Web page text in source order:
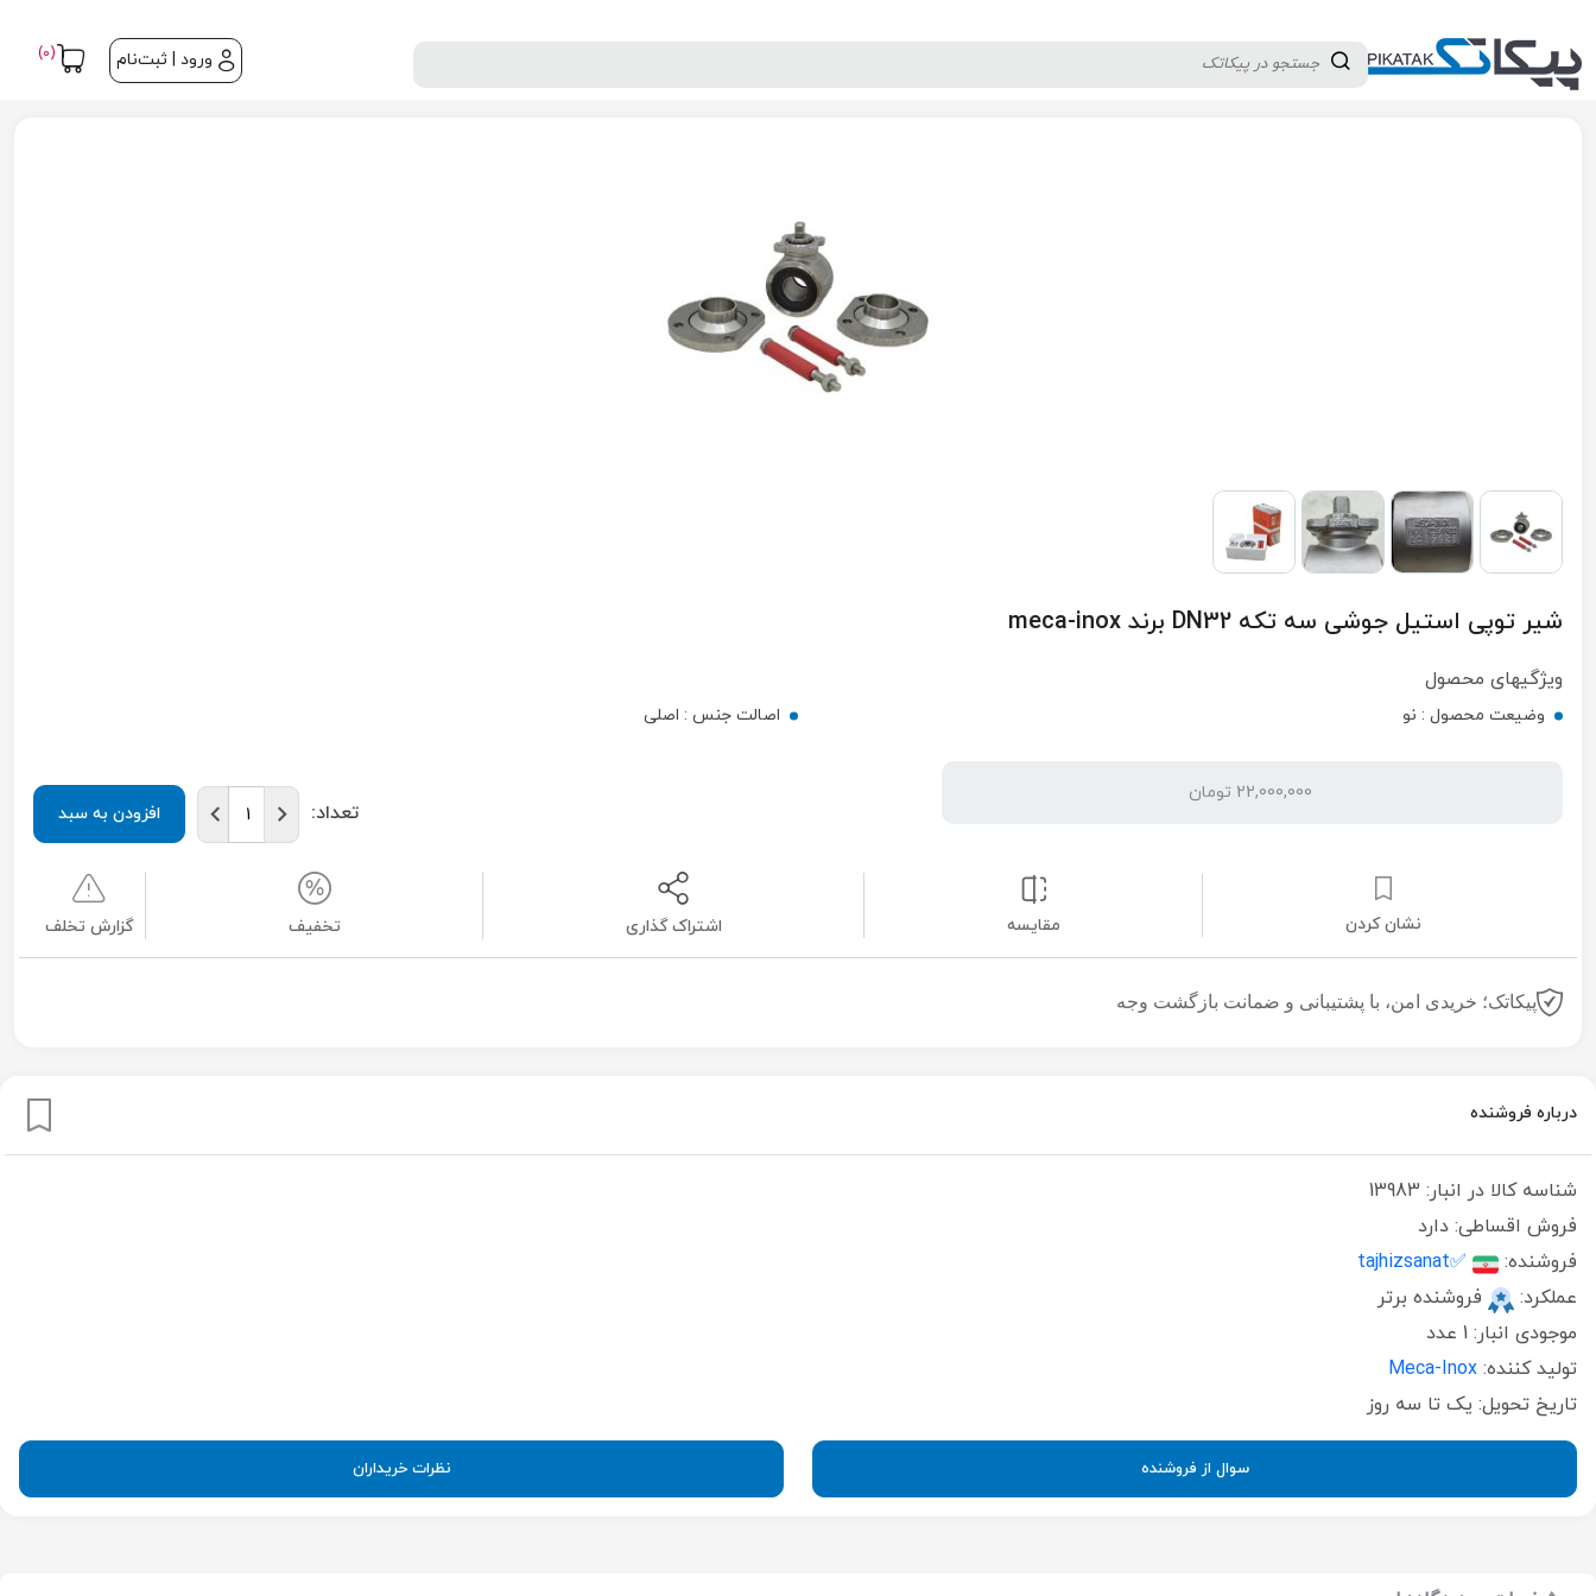
ورود | ثبت‌نام (0)
پیکاتک / شیرآلات صنعتی / شیرآلات پایپینگ / شیر توپی (بال ولو)
شیر توپی استیل جوشی سه تکه DN32 برند meca-inox
ویژگیهای محصول
وضیعت محصول : نو اصالت جنس : اصلی
22,000,000 تومان
تعداد: افزودن به سبد
نشان کردن مقایسه اشتراک گذاری تخفیف گزارش تخلف
پیکاتک؛ خریدی امن، با پشتیبانی و ضمانت بازگشت وجه
درباره فروشنده
شناسه کالا در انبار: 13983
فروش اقساطی: دارد
فروشنده:
✅tajhizsanat
عملکرد:
فروشنده برتر
موجودی انبار: 1 عدد
تولید کننده: Meca-Inox
تاریخ تحویل: یک تا سه روز
سوال از فروشنده نظرات خریداران